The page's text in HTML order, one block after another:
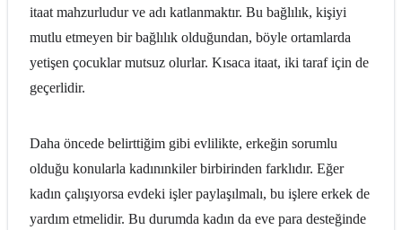
itaat mahzurludur ve adı katlanmaktır. Bu bağlılık, kişiyi
mutlu etmeyen bir bağlılık olduğundan, böyle ortamlarda
yetişen çocuklar mutsuz olurlar. Kısaca itaat, iki taraf için de
geçerlidir.
Daha öncede belirttiğim gibi evlilikte, erkeğin sorumlu
olduğu konularla kadınınkiler birbirinden farklıdır. Eğer
kadın çalışıyorsa evdeki işler paylaşılmalı, bu işlere erkek de
yardım etmelidir. Bu durumda kadın da eve para desteğinde